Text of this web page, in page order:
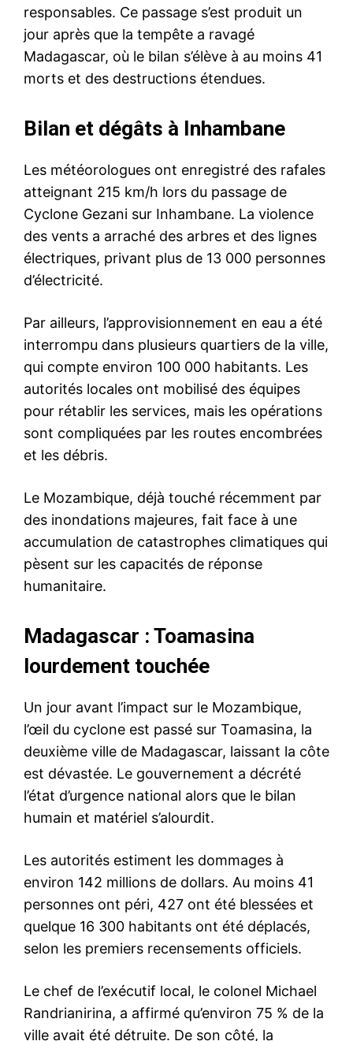
responsables. Ce passage s’est produit un
jour après que la tempête a ravagé
Madagascar, où le bilan s’élève à au moins 41
morts et des destructions étendues.
Bilan et dégâts à Inhambane
Les météorologues ont enregistré des rafales
atteignant 215 km/h lors du passage de
Cyclone Gezani sur Inhambane. La violence
des vents a arraché des arbres et des lignes
électriques, privant plus de 13 000 personnes
d’électricité.
Par ailleurs, l’approvisionnement en eau a été
interrompu dans plusieurs quartiers de la ville,
qui compte environ 100 000 habitants. Les
autorités locales ont mobilisé des équipes
pour rétablir les services, mais les opérations
sont compliquées par les routes encombrées
et les débris.
Le Mozambique, déjà touché récemment par
des inondations majeures, fait face à une
accumulation de catastrophes climatiques qui
pèsent sur les capacités de réponse
humanitaire.
Madagascar : Toamasina
lourdement touchée
Un jour avant l’impact sur le Mozambique,
l’œil du cyclone est passé sur Toamasina, la
deuxième ville de Madagascar, laissant la côte
est dévastée. Le gouvernement a décrété
l’état d’urgence national alors que le bilan
humain et matériel s’alourdit.
Les autorités estiment les dommages à
environ 142 millions de dollars. Au moins 41
personnes ont péri, 427 ont été blessées et
quelque 16 300 habitants ont été déplacés,
selon les premiers recensements officiels.
Le chef de l’exécutif local, le colonel Michael
Randrianirina, a affirmé qu’environ 75 % de la
ville avait été détruite. De son côté, la